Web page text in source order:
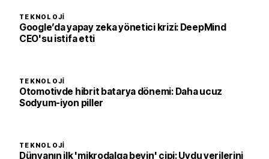
TEKNOLOJI
Google’da yapay zeka yönetici krizi: DeepMind
CEO'su istifa etti
TEKNOLOJI
Otomotivde hibrit batarya dönemi: Daha ucuz
Sodyum-iyon piller
TEKNOLOJI
Dünyanın ilk 'mikrodalga beyin' çipi: Uydu verilerini